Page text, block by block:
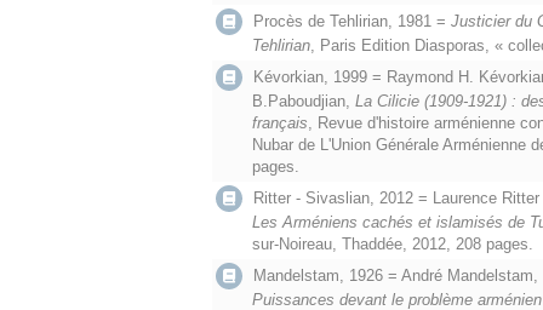
Procès de Tehlirian, 1981 = Justicier du
Tehlirian, Paris Edition Diasporas, «
Kévorkian, 1999 = Raymond H.
B.Paboudjian, La Cilicie (1909-1921) :
français, Revue d'histoire arménienne
Nubar de L'Union Générale Arménienne
pages.
Ritter - Sivaslian, 2012 = Laurence
Les Arméniens cachés et islamisés de
sur-Noireau, Thaddée, 2012, 208 pages.
Mandelstam, 1926 = André Mandelstam,
Puissances devant le problème arménien